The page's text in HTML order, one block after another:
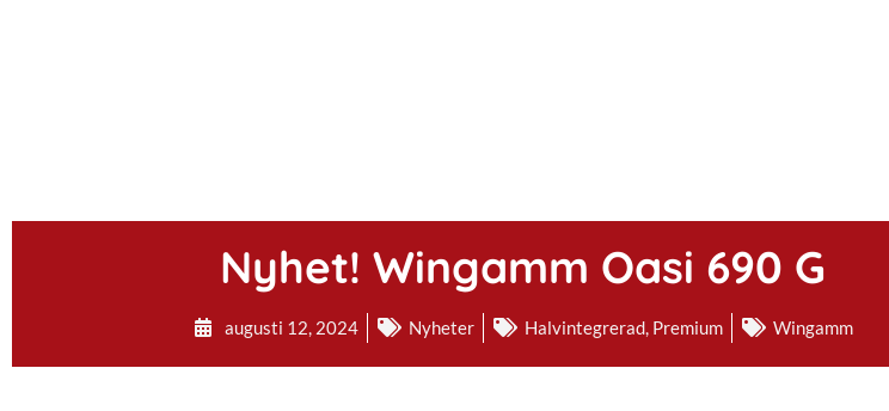
Nyhet! Wingamm Oasi 690 G
augusti 12, 2024 Nyheter Halvintegrerad, Premium Wingamm